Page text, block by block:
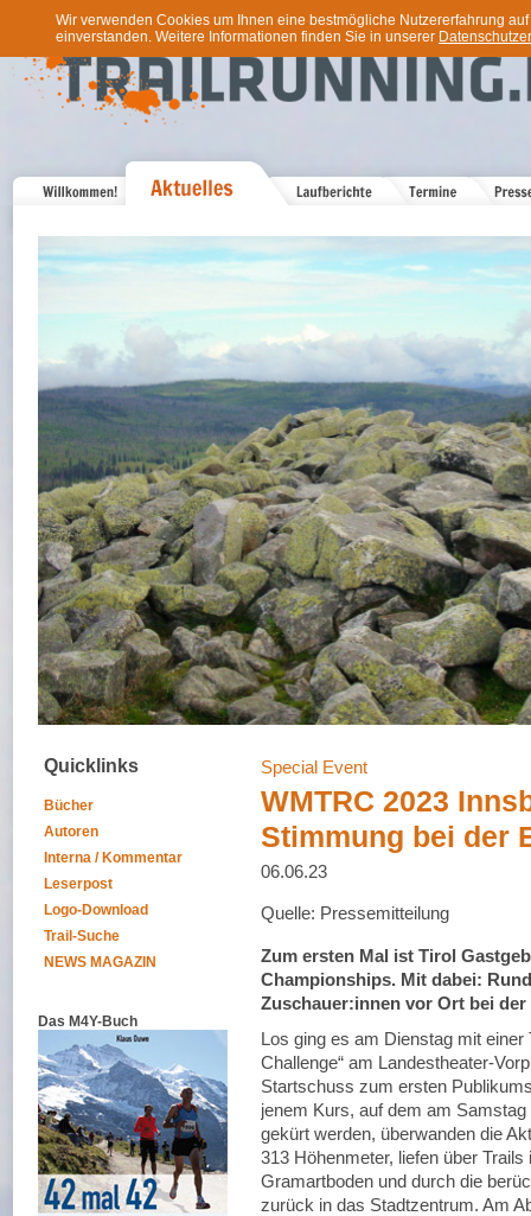
Wir verwenden Cookies um Ihnen eine bestmögliche Nutzererfahrung
einverstanden. Weitere Informationen finden Sie in unserer
Quicklinks
Bücher
Autoren
Interna / Kommentar
Leserpost
Logo-Download
Trail-Suche
NEWS MAGAZIN
Das M4Y-Buch
Special Event
WMTRC 2023
Stimmung bei der
06.06.23
Quelle: Pressemitteilung
Zum ersten Mal ist Tirol
Championships. Mit dabei:
Zuschauer:innen vor Ort bei
Los ging es am Dienstag mit
Challenge“ am Landestheater-
Startschuss zum ersten
jenem Kurs, auf dem am
gekürt werden, überwanden die
313 Höhenmeter, liefen über
Gramartboden und durch die
zurück in das Stadtzentrum. Am